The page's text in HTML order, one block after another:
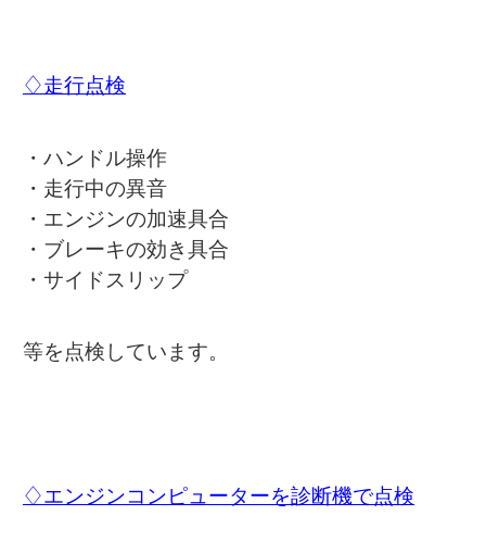
♢走行点検
・ハンドル操作
・走行中の異音
・エンジンの加速具合
・ブレーキの効き具合
・サイドスリップ
等を点検しています。
♢エンジンコンピューターを診断機で点検